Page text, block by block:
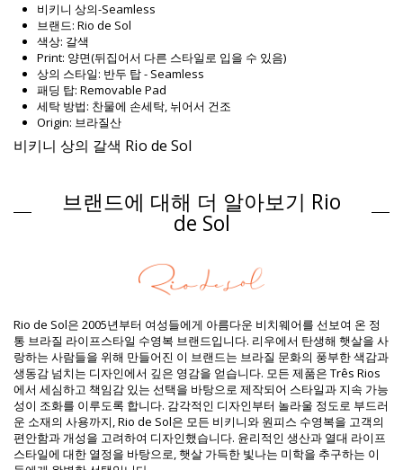
비키니 상의-Seamless
브랜드: Rio de Sol
색상: 갈색
Print: 양면(뒤집어서 다른 스타일로 입을 수 있음)
상의 스타일: 반두 탑 - Seamless
패딩 탑: Removable Pad
세탁 방법: 찬물에 손세탁, 뉘어서 건조
Origin: 브라질산
비키니 상의 갈색 Rio de Sol
소재 구성: 84% Polyamide, 16% Elastane - OEKO-TEX - Chlorine
Resistant
안감: 84% Polyamide, 16% Elastane - Oeko-Tex
제품 정보
HS CODE: 6112.41.0010
SKU: 1981121280
EAN: XS (7899810299208), S (7899810299215), M (7899810299222),
L (7899810299239), XL (7899810299246)
중량: 55g / 0.12lb / 1.94oz
프린트는 동일하지 않으며 컷에 따라 다를 수 있습니다
보정한 사진
세탁 및 관리 안내
브랜드에 대해 더 알아보기 Rio
de Sol
Rio de Sol은 2005년부터 여성들에게 아름다운 비치웨어를 선보여 온 정
통 브라질 라이프스타일 수영복 브랜드입니다. 리우에서 탄생해 햇살을 사
랑하는 사람들을 위해 만들어진 이 브랜드는 브라질 문화의 풍부한 색감과
생동감 넘치는 디자인에서 깊은 영감을 얻습니다. 모든 제품은 Três Rios
에서 세심하고 책임감 있는 선택을 바탕으로 제작되어 스타일과 지속 가능
성이 조화를 이루도록 합니다. 감각적인 디자인부터 놀라울 정도로 부드러
운 소재의 사용까지, Rio de Sol은 모든 비키니와 원피스 수영복을 고객의
편안함과 개성을 고려하여 디자인했습니다. 윤리적인 생산과 열대 라이프
스타일에 대한 열정을 바탕으로, 햇살 가득한 빛나는 미학을 추구하는 이